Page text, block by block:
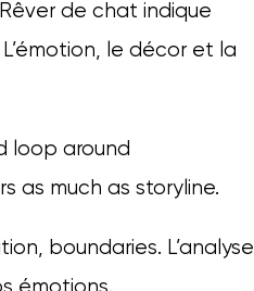
Rêver de chat indique
le décor et la
loop around
as much as storyline.
boundaries. L’analyse